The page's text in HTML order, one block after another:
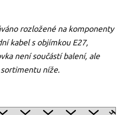
rozložené na komponenty
kabel s objímkou E27,
není součástí balení, ale
níže.